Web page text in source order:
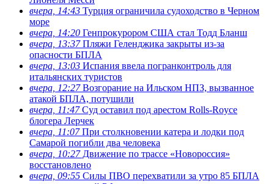
вчера, 14:43 Турция ограничила судоходство в Черном
море
вчера, 14:20 Генпрокурором США стал Тодд Бланш
вчера, 13:37Пляжи Геленджика закрыты из-за
опасности БПЛА
вчера, 13:03 Испания ввела погранконтроль для
итальянских туристов
вчера, 12:27Возгорание на Ильском НПЗ, вызванное
атакой БПЛА, потушили
вчера, 11:47Суд оставил под арестом Rolls-Royce
блогера Лерчек
вчера, 11:07При столкновении катера и лодки под
Самарой погибли два человека
вчера, 10:27Движение по трассе «Новороссия»
восстановлено
вчера, 09:55 Силы ПВО перехватили за утро 85 БПЛА